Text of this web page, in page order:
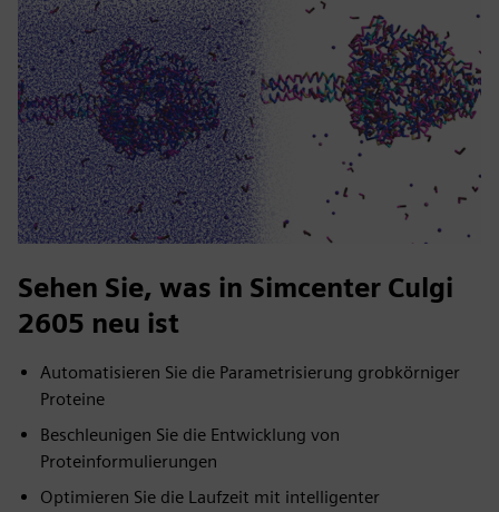
Sehen Sie, was in Simcenter Culgi
2605 neu ist
Automatisieren Sie die Parametrisierung grobkörniger
Proteine
Beschleunigen Sie die Entwicklung von
Proteinformulierungen
Optimieren Sie die Laufzeit mit intelligenter